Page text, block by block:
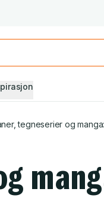
tegneserier og